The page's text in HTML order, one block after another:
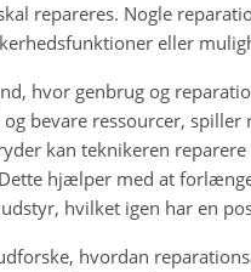
repareres. Nogle
eller
hvor genbrug og
bevare ressourcer,
kan teknikeren
hjælper med at
hvilket igen har en
hvordan